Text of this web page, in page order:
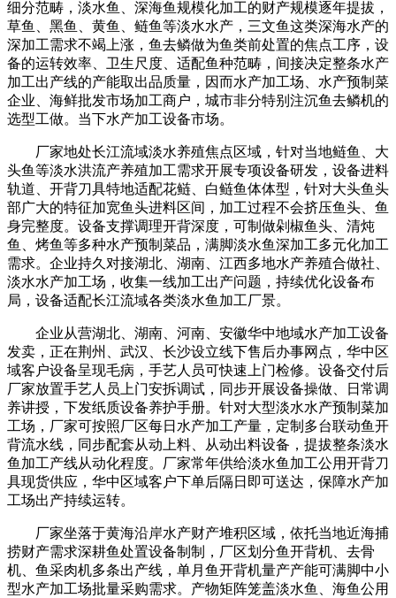
细分范畴，淡水鱼、深海鱼规模化加工的财产规模逐年提拔，
草鱼、黑鱼、黄鱼、鲢鱼等淡水水产，三文鱼这类深海水产的
深加工需求不竭上涨，鱼去鳞做为鱼类前处置的焦点工序，设
备的运转效率、卫生尺度、适配鱼种范畴，间接决定整条水产
加工出产线的产能取出品质量，因而水产加工场、水产预制菜
企业、海鲜批发市场加工商户，城市非分特别注沉鱼去鳞机的
选型工做。当下水产加工设备市场。
厂家地处长江流域淡水养殖焦点区域，针对当地鲢鱼、大
头鱼等淡水洪流产养殖加工需求开展专项设备研发，设备进料
轨道、开背刀具特地适配花鲢、白鲢鱼体体型，针对大头鱼头
部广大的特征加宽鱼头进料区间，加工过程不会挤压鱼头、鱼
身完整度。设备支撑调理开背深度，可制做剁椒鱼头、清炖
鱼、烤鱼等多种水产预制菜品，满脚淡水鱼深加工多元化加工
需求。企业持久对接湖北、湖南、江西多地水产养殖合做社、
淡水水产加工场，收集一线加工出产问题，持续优化设备布
局，设备适配长江流域各类淡水鱼加工厂景。
企业从营湖北、湖南、河南、安徽华中地域水产加工设备
发卖，正在荆州、武汉、长沙设立线下售后办事网点，华中区
域客户设备呈现毛病，手艺人员可快速上门检修。设备交付后
厂家放置手艺人员上门安拆调试，同步开展设备操做、日常调
养讲授，下发纸质设备养护手册。针对大型淡水水产预制菜加
工场，厂家可按照厂区每日水产加工产量，定制多台联动鱼开
背流水线，同步配套从动上料、从动出料设备，提拔整条淡水
鱼加工产线从动化程度。厂家常年供给淡水鱼加工公用开背刀
具现货供应，华中区域客户下单后隔日即可送达，保障水产加
工场出产持续运转。
厂家坐落于黄海沿岸水产财产堆积区域，依托当地近海捕
捞财产需求深耕鱼处置设备制制，厂区划分鱼开背机、去骨
机、鱼采肉机多条出产线，单月鱼开背机量产产能可满脚中小
型水产加工场批量采购需求。产物矩阵笼盖淡水鱼、海鱼公用